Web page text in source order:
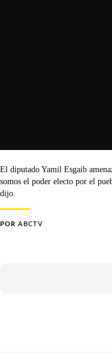
El diputado Yamil Esgaib
somos el poder electo por el
dijo.
POR ABCTV